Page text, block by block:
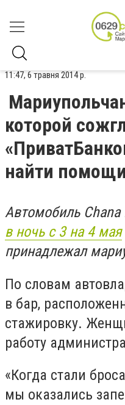
11:47, 6 травня 2014 р.
которой
найти помощи
Автомобиль
в ночь с 3 на 4 мая
принадлежал
По словам
в бар,
стажировку.
работу
«Когда стали
мы оказались